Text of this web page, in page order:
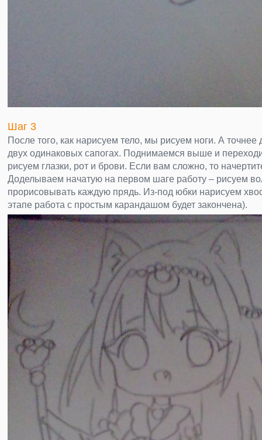
Шаг 3
После того, как нарисуем тело, мы рисуем ноги. А точнее
двух одинаковых сапогах. Поднимаемся выше и
рисуем глазки, рот и брови. Если вам сложно, то
Доделываем начатую на первом шаге работу – рисуем
прорисовывать каждую прядь. Из-под юбки нарисуем
этапе работа с простым карандашом будет закончена).